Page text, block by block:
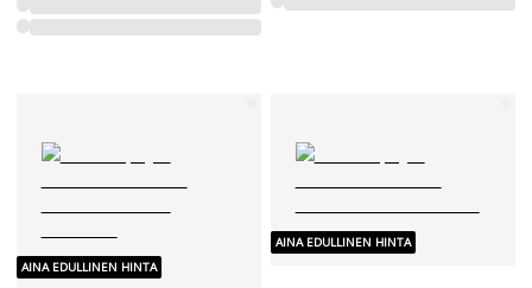
AINA EDULLINEN HINTA
AINA EDULLINEN HINTA